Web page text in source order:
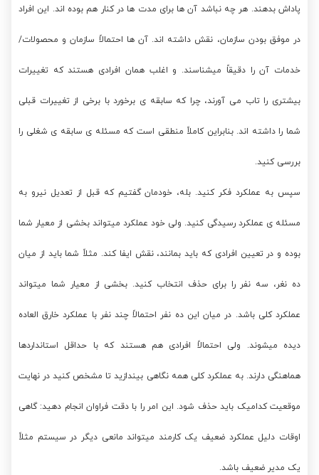
پاداش بدهند. هر چه نباشد آن ها برای مدت ها در کنار هم بوده اند. این افراد
در موفق بودن سازمان، نقش داشته اند. آن ها احتمالاً سازمان و محصولات/
خدمات آن را دقیقاً میشناسند. و اغلب همان افرادی هستند که تغییرات
بیشتری را تاب می آورند، چرا که سابقه ی برخورد با برخی از تغییرات قبلی
شما را داشته اند. بنابراین کاملاً منطقی است که مسئله ی سابقه ی شغلی را
بررسی کنید.
سپس به عملکرد فکر کنید. بله، خودمان گفتیم که قبل از تعدیل نیرو به
مسئله ی عملکرد رسیدگی کنید. ولی خود عملکرد میتواند بخشی از معیار شما
بوده و در تعیین افرادی که باید بمانند، نقش ایفا کند. مثلاً شما باید از میان
ده نغر، سه نفر را برای حذف انتخاب کنید. بخشی از معیار شما میتواند
عملکرد کلی باشد. در میان این ده نفر احتمالاً چند نفر با عملکرد خارق العاده
دیده میشوند. ولی احتمالاً افرادی هم هستند که با حداقل استانداردها
هماهنگی دارند. به عملکرد کلی همه نگاهی بیندازید تا مشخص کنید در نهایت
موقعیت کدامیک باید حذف شود. این امر را با دقت فراوان انجام دهید: گاهی
اوقات دلیل عملکرد ضعیف یک کارمند میتواند مانعی دیگر در سیستم مثلاً
یک مدیر ضعیف باشد.